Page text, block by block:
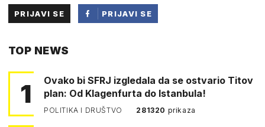
PRIJAVI SE
PRIJAVI SE
TOP NEWS
1
Ovako bi SFRJ izgledala da se ostvario Titov
plan: Od Klagenfurta do Istanbula!
POLITIKA I DRUŠTVO 281320 prikaza